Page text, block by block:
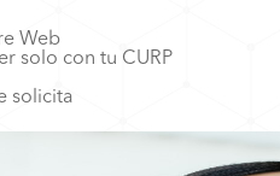
Web
solo con tu CURP
solicita